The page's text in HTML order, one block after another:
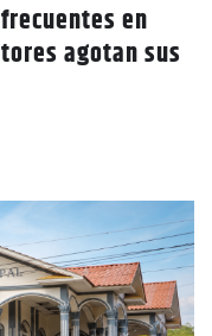
en
agotan sus